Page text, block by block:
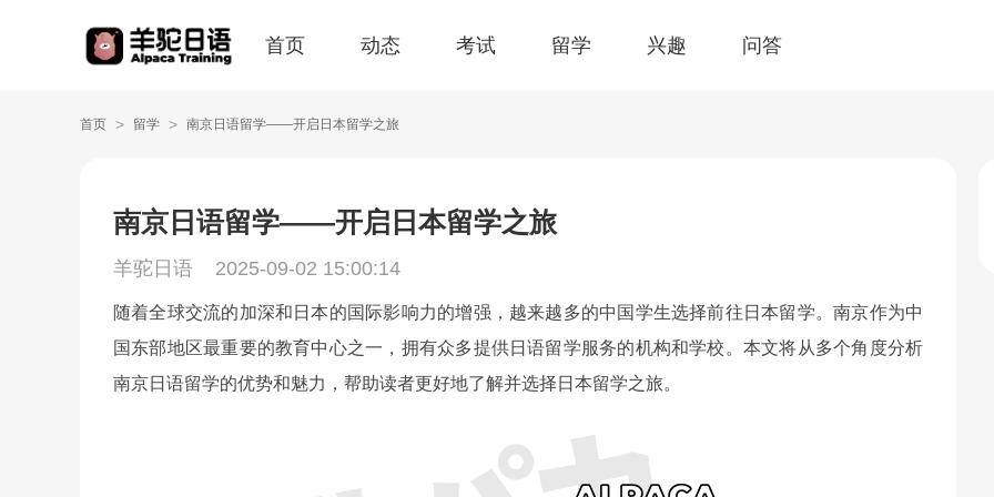
首页 动态 考试 留学 兴趣 问答
首页 > 留学 > 南京日语留学——开启日本留学之旅
南京日语留学——开启日本留学之旅
羊驼日语 2025-09-02 15:00:14
随着全球交流的加深和日本的国际影响力的增强，越来越多的中国学生选择前往日本留学。南京作为中
国东部地区最重要的教育中心之一，拥有众多提供日语留学服务的机构和学校。本文将从多个角度分析
南京日语留学的优势和魅力，帮助读者更好地了解并选择日本留学之旅。